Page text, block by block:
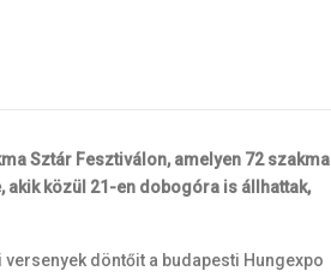
Sztár Fesztiválon, amelyen 72 szakma
akik közül 21-en dobogóra is állhattak,
döntőit a budapesti Hungexpo